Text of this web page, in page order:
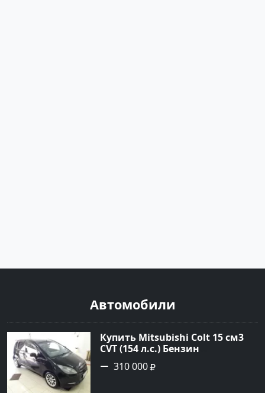
Автомобили
Купить Mitsubishi Colt 15 см3
CVT (154 л.с.) Бензин
турбонаддув в Краснодар:
цвет Чёрный металик Хетчбэк
310 000